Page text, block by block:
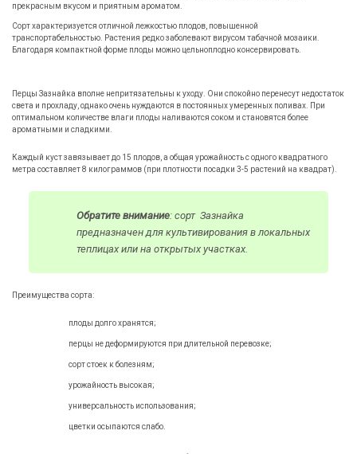
прекрасным вкусом и приятным ароматом.
Сорт характеризуется отличной лежкостью плодов, повышенной
транспортабельностью. Растения редко заболевают вирусом табачной мозаики.
Благодаря компактной форме плоды можно цельноплодно консервировать.
Перцы Зазнайка вполне непритязательны к уходу. Они спокойно перенесут недостаток
света и прохладу, однако очень нуждаются в постоянных умеренных поливах. При
оптимальном количестве влаги плоды наливаются соком и становятся более
ароматными и сладкими.
Каждый куст завязывает до 15 плодов, а общая урожайность с одного квадратного
метра составляет 8 килограммов (при плотности посадки 3-5 растений на квадрат).
Обратите внимание: сорт Зазнайка
предназначен для культивирования в локальных
теплицах или на открытых участках.
Преимущества сорта:
плоды долго хранятся;
перцы не деформируются при длительной перевозке;
сорт стоек к болезням;
урожайность высокая;
универсальность использования;
цветки осыпаются слабо.